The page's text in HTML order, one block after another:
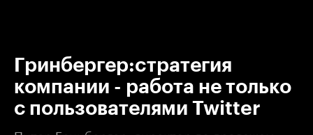
Гринбергер:cтратегия
компании - работа не только
с пользователями Twitter